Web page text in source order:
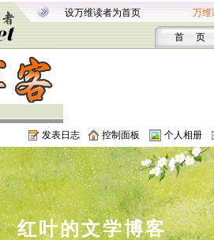
设万维读者为首页 万维
首 页
发表日志 控制面板 个人相册
红叶的文学博客